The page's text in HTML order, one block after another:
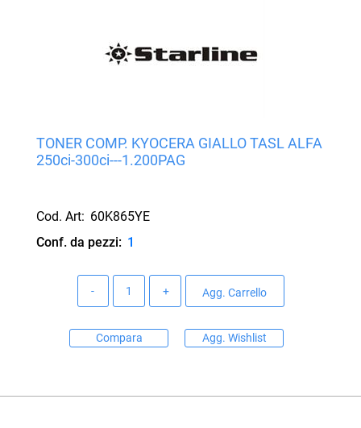
TONER COMP. KYOCERA GIALLO TASL ALFA
250ci-300ci---1.200PAG
Cod. Art: 60K865YE
Conf. da pezzi: 1
Agg. Carrello
Compara Agg. Wishlist